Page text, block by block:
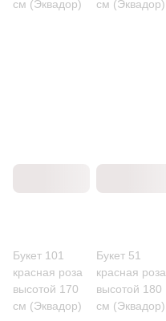
см (Эквадор)
см (Эквадор)
Букет 101
красная роза
высотой 170
см (Эквадор)
Букет 51
красная роза
высотой 180
см (Эквадор)